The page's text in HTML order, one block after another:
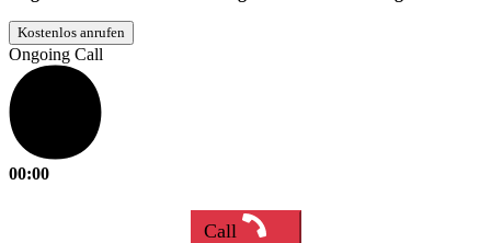
Kostenlos anrufen
Ongoing Call
00:00
Call